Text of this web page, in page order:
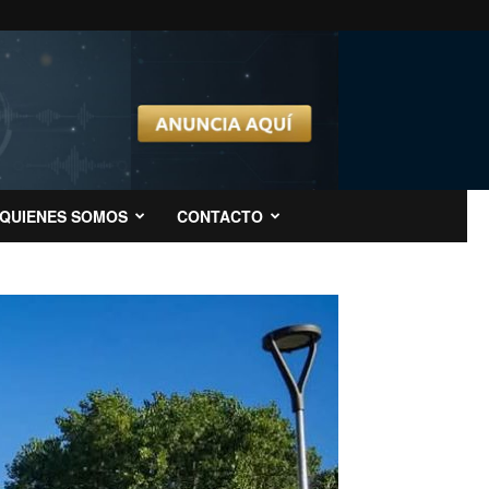
QUIENES SOMOS CONTACTO